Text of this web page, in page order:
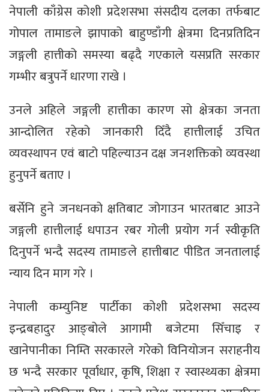
नेपाली काँग्रेस कोशी प्रदेशसभा संसदीय दलका तर्फबाट
गोपाल तामाङले झापाको बाहुण्डाँगी क्षेत्रमा दिनप्रतिदिन
जङ्गली हात्तीको समस्या बढ्दै गएकाले यसप्रति सरकार
गम्भीर बत्रुपर्ने धारणा राखे ।
उनले अहिले जङ्गली हात्तीका कारण सो क्षेत्रका जनता
आन्दोलित रहेको जानकारी दिँदै हात्तीलाई उचित
व्यवस्थापन एवं बाटो पहिल्याउन दक्ष जनशक्तिको व्यवस्था
हुनुपर्ने बताए ।
बर्सेनि हुने जनधनको क्षतिबाट जोगाउन भारतबाट आउने
जङ्गली हात्तीलाई धपाउन रबर गोली प्रयोग गर्न स्वीकृति
दिनुपर्ने भन्दै सदस्य तामाङले हात्तीबाट पीडित जनतालाई
न्याय दिन माग गरे ।
नेपाली कम्युनिष्ट पार्टीका कोशी प्रदेशसभा सदस्य
इन्द्रबहादुर आङ्बोले आगामी बजेटमा सिँचाइ र
खानेपानीका निम्ति सरकारले गरेको विनियोजन सराहनीय
छ भन्दै सरकार पूर्वाधार, कृषि, शिक्षा र स्वास्थ्यका क्षेत्रमा